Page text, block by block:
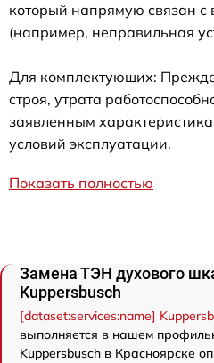
который напрямую связан с
(например, неправильная
Для комплектующих:
строя, утрата
заявленным
условий эксплуатации.
Показать полностью
Замена ТЭН духового
Kuppersbusch
[dataset:services:name]
выполняется в нашем
Kuppersbusch в Красноярске